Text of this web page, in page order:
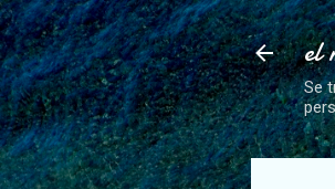
el
Se